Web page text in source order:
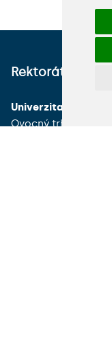
Rektorát
Univerzita Karlova
Ovocný trh 560/5